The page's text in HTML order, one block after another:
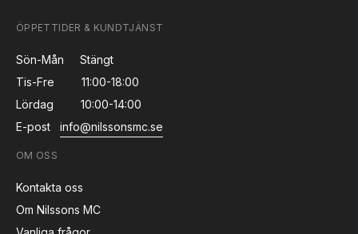
ÖPPETTIDER & KUNDTJÄNST
Sön-Mån
Stängt
Tis-Fre
11:00-18:00
Lördag
10:00-14:00
E-post
info@nilssonsmc.se
OM OSS
Kontakta oss
Om Nilssons MC